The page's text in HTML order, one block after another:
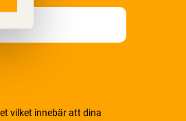
vilket innebär att dina